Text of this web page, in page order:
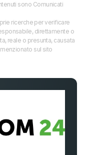
sono Comunicati
ricerche per verificare
direttamente o
reale o presunta, causata
sul sito